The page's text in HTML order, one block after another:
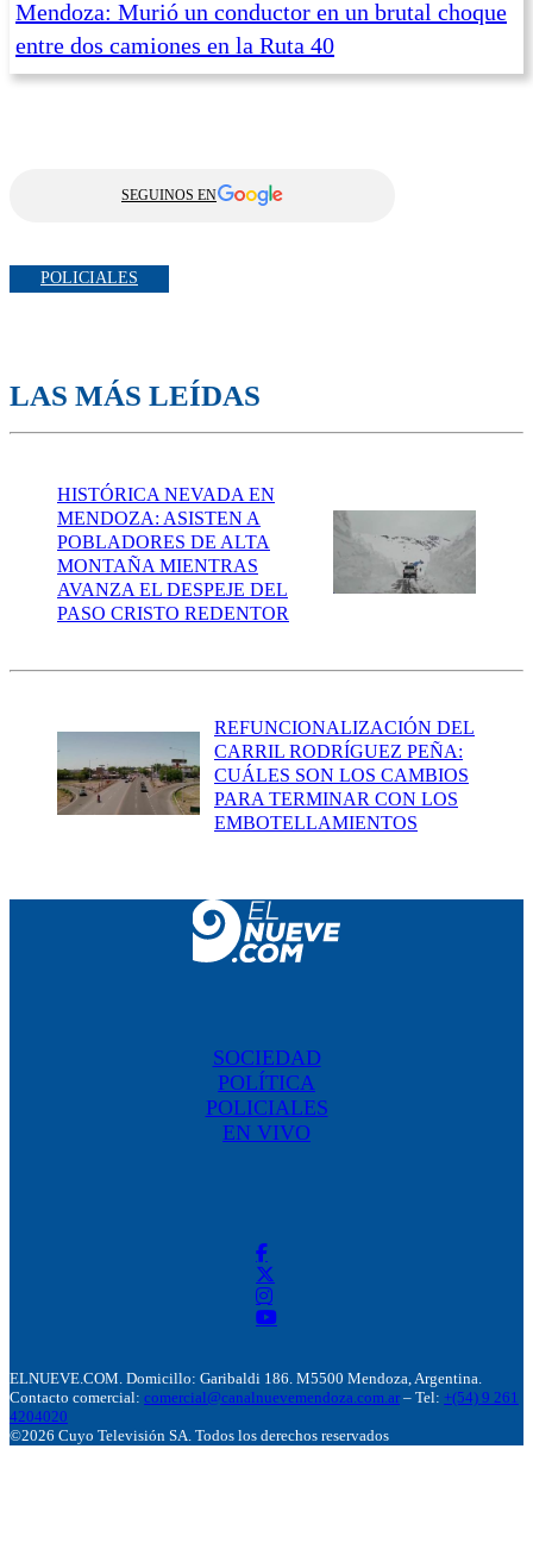
Mendoza: Murió un conductor en un brutal choque
entre dos camiones en la Ruta 40
SEGUINOS EN
POLICIALES
LAS MÁS LEÍDAS
HISTÓRICA NEVADA EN
MENDOZA: ASISTEN A
POBLADORES DE ALTA
MONTAÑA MIENTRAS
AVANZA EL DESPEJE DEL
PASO CRISTO REDENTOR
REFUNCIONALIZACIÓN DEL
CARRIL RODRÍGUEZ PEÑA:
CUÁLES SON LOS CAMBIOS
PARA TERMINAR CON LOS
EMBOTELLAMIENTOS
SOCIEDAD
POLÍTICA
POLICIALES
EN VIVO
ELNUEVE.COM. Domicillo: Garibaldi 186. M5500 Mendoza, Argentina.
Contacto comercial: comercial@canalnuevemendoza.com.ar – Tel: +(54) 9 261
4204020
©2026 Cuyo Televisión SA. Todos los derechos reservados